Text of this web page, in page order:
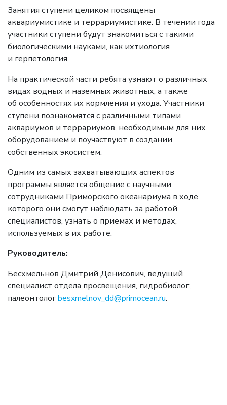
Занятия ступени целиком посвящены
аквариумистике и террариумистике. В течении года
участники ступени будут знакомиться с такими
биологическими науками, как ихтиология
и герпетология.
На практической части ребята узнают о различных
видах водных и наземных животных, а также
об особенностях их кормления и ухода. Участники
ступени познакомятся с различными типами
аквариумов и террариумов, необходимым для них
оборудованием и поучаствуют в создании
собственных экосистем.
Одним из самых захватывающих аспектов
программы является общение с научными
сотрудниками Приморского океанариума в ходе
которого они смогут наблюдать за работой
специалистов, узнать о приемах и методах,
используемых в их работе.
Руководитель:
Бесхмельнов Дмитрий Денисович, ведущий
специалист отдела просвещения, гидробиолог,
палеонтологbesxmelnov_dd@primocean.ru.